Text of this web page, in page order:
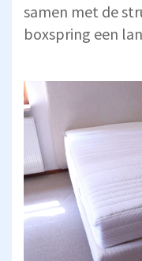
samen met de
boxspring een